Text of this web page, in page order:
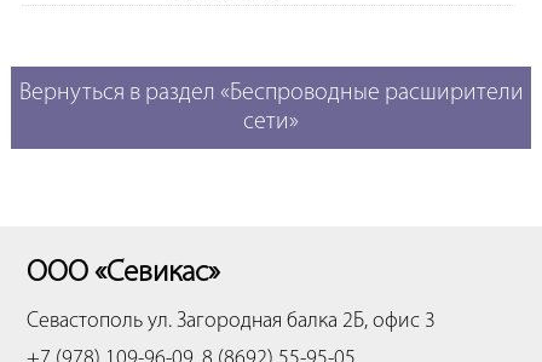
Вернуться в раздел «Беспроводные расширители
сети»
ООО «Севикас»
Севастополь ул. Загородная балка 2Б, офис 3